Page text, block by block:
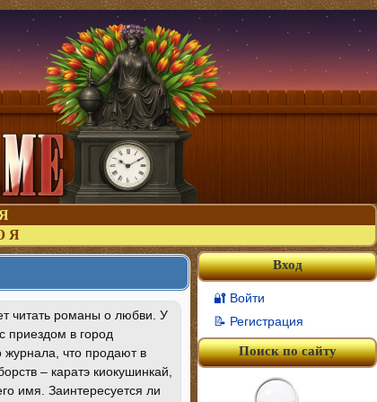
Я
Я
читать романы о любви. У
приездом в город
журнала, что продают в
– каратэ киокушинкай,
имя. Заинтересуется ли
Вход
🔐 Войти
📝 Регистрация
Поиск по сайту